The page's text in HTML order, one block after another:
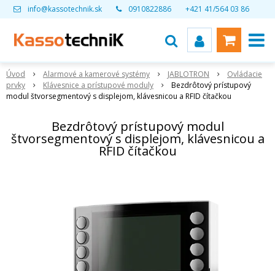
info@kassotechnik.sk 0910822886 +421 41/564 03 86
Úvod Alarmové a kamerové systémy JABLOTRON
Ovládacie
prvky
Klávesnice a prístupové moduly
Bezdrôtový prístupový
modul štvorsegmentový s displejom, klávesnicou a RFID čítačkou
Bezdrôtový prístupový modul
štvorsegmentový s displejom, klávesnicou a
RFID čítačkou